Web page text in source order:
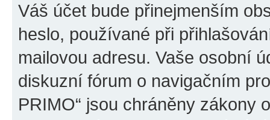
Váš účet bude přinejmenším
heslo, používané při
mailovou adresu. Vaše osobní
diskuzní fórum o navigačním
PRIMO“ jsou chráněny zákony